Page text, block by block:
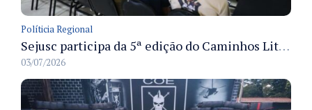
Políticia Regional
Sejusc participa da 5ª edição do Caminhos Literários com foco na cultura hip-hop nas unidades socioeducativas
03/07/2026